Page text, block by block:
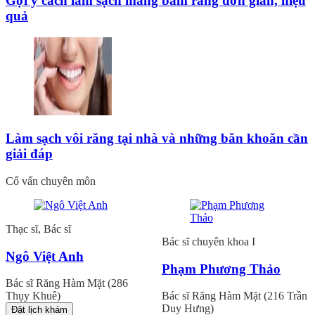
quả
Làm sạch vôi răng tại nhà và những băn khoăn cần
giải đáp
Cố vấn chuyên môn
Thạc sĩ, Bác sĩ
Ngô Việt Anh
Bác sĩ Răng Hàm Mặt (286
Thụy Khuê)
Đặt lịch khám
Bác sĩ chuyên khoa I
Phạm Phương Thảo
Bác sĩ Răng Hàm Mặt (216 Trần
Duy Hưng)